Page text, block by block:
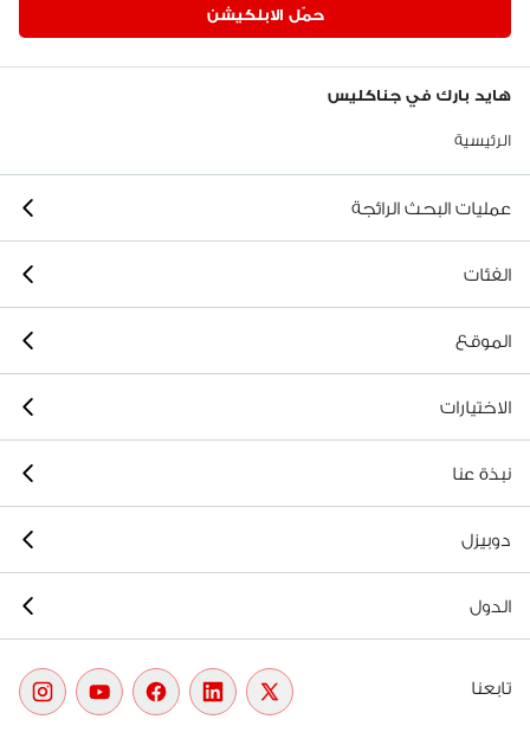
حمّل الابلكيشن
هايد بارك في جناكليس
الرئيسية
عمليات البحث الرائجة
الفئات
الموقع
الاختيارات
نبذة عنا
دوبيزل
الدول
تابعنا